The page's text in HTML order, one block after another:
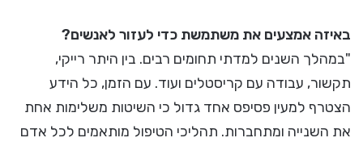
באיזה אמצעים את משתמשת כדי לעזור לאנשים?
"במהלך השנים למדתי תחומים רבים. בין היתר רייקי,
תקשור, עבודה עם קריסטלים ועוד. עם הזמן, כל הידע
הצטרף למעין פסיפס אחד גדול כי השיטות משלימות אחת
את השנייה ומתחברות. תהליכי הטיפול מותאמים לכל אדם